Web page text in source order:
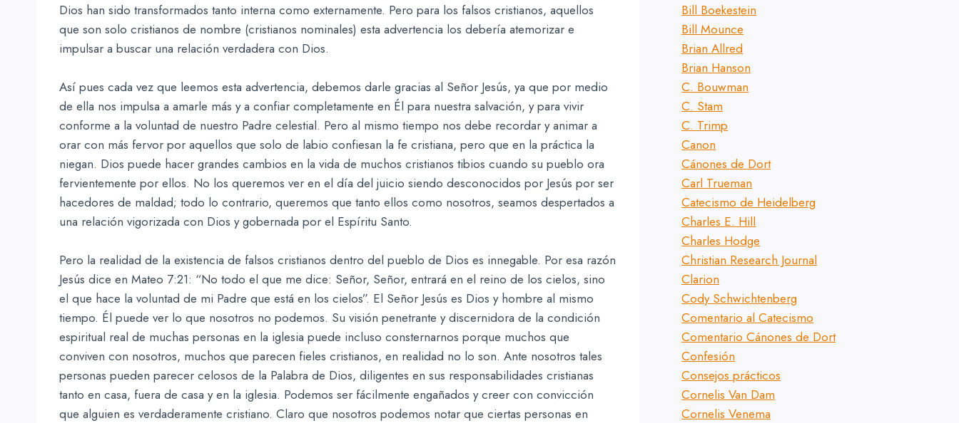
Dios han sido transformados tanto interna como externamente. Pero para los falsos cristianos, aquellos
que son solo cristianos de nombre (cristianos nominales) esta advertencia los debería atemorizar e
impulsar a buscar una relación verdadera con Dios.
Así pues cada vez que leemos esta advertencia, debemos darle gracias al Señor Jesús, ya que por medio
de ella nos impulsa a amarle más y a confiar completamente en Él para nuestra salvación, y para vivir
conforme a la voluntad de nuestro Padre celestial. Pero al mismo tiempo nos debe recordar y animar a
orar con más fervor por aquellos que solo de labio confiesan la fe cristiana, pero que en la práctica la
niegan. Dios puede hacer grandes cambios en la vida de muchos cristianos tibios cuando su pueblo ora
fervientemente por ellos. No los queremos ver en el día del juicio siendo desconocidos por Jesús por ser
hacedores de maldad; todo lo contrario, queremos que tanto ellos como nosotros, seamos despertados a
una relación vigorizada con Dios y gobernada por el Espíritu Santo.
Pero la realidad de la existencia de falsos cristianos dentro del pueblo de Dios es innegable. Por esa razón
Jesús dice en Mateo 7:21: “No todo el que me dice: Señor, Señor, entrará en el reino de los cielos, sino
el que hace la voluntad de mi Padre que está en los cielos”. El Señor Jesús es Dios y hombre al mismo
tiempo. Él puede ver lo que nosotros no podemos. Su visión penetrante y discernidora de la condición
espiritual real de muchas personas en la iglesia puede incluso consternarnos porque muchos que
conviven con nosotros, muchos que parecen fieles cristianos, en realidad no lo son. Ante nosotros tales
personas pueden parecer celosos de la Palabra de Dios, diligentes en sus responsabilidades cristianas
tanto en casa, fuera de casa y en la iglesia. Podemos ser fácilmente engañados y creer con convicción
que alguien es verdaderamente cristiano. Claro que nosotros podemos notar que ciertas personas en
Bill Boekestein
Bill Mounce
Brian Allred
Brian Hanson
C. Bouwman
C. Stam
C. Trimp
Canon
Cánones de Dort
Carl Trueman
Catecismo de Heidelberg
Charles E. Hill
Charles Hodge
Christian Research Journal
Clarion
Cody Schwichtenberg
Comentario al Catecismo
Comentario Cánones de Dort
Confesión
Consejos prácticos
Cornelis Van Dam
Cornelis Venema